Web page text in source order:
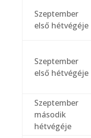
Szeptember
első hétvégéje
Szeptember
első hétvégéje
Szeptember
második
hétvégéje